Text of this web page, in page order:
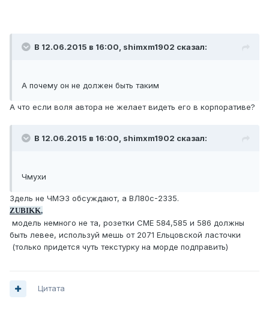
В 12.06.2015 в 16:00, shimxm1902 сказал:
А почему он не должен быть таким
А что если воля автора не желает видеть его в корпоративе?
В 12.06.2015 в 16:00, shimxm1902 сказал:
Чмухи
Здель не ЧМЭ3 обсуждают, а ВЛ80с-2335.
ZUBIKK,
модель немного не та, розетки СМЕ 584,585 и 586 должны
быть левее, используй мешь от 2071 Ельцовской ласточки
(только придется чуть текстурку на морде подправить)
Цитата